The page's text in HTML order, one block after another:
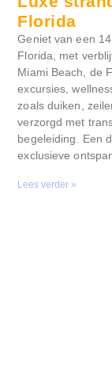
Florida
Geniet van een
Florida, met
Miami Beach, de
excursies,
zoals duiken,
verzorgd met
begeleiding. Een
exclusieve
Lees verder »